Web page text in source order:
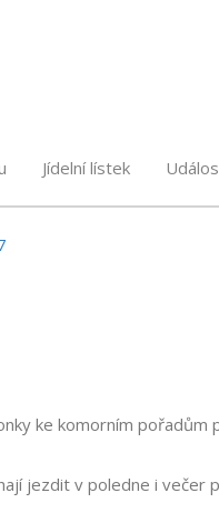
Jídelní lístek
ke komorním pořadům
jezdit v poledne i večer